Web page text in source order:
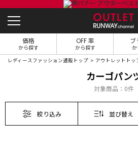
価格
から探す
OFF 率
から探す
ブ
か
レディースファッション通販トップ アウトレットトッ
カーゴパン
対象商品： 0件
絞り込み 並び替え